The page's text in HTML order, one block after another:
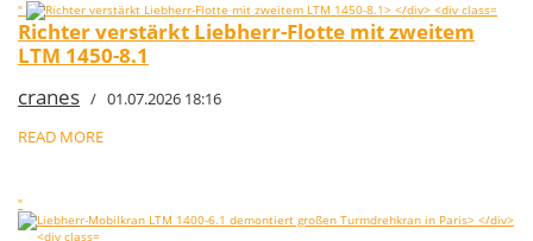
"
Richter verstärkt Liebherr-Flotte mit zweitem
LTM 1450-8.1
cranes / 01.07.2026 18:16
READ MORE
"